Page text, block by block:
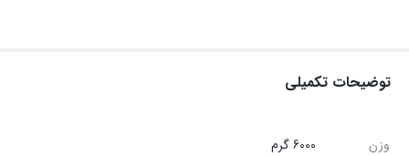
توضیحات تکمیلی
وزن 6000 گرم